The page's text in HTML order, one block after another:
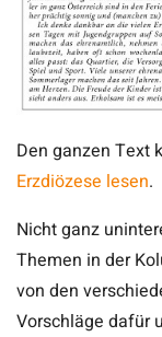
Den ganzen Text
Erzdiözese lesen.
Nicht ganz
Themen in der
von den
Vorschläge dafür